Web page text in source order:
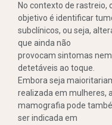
No contexto de rastreio,
objetivo é identificar
subclínicos, ou seja,
que ainda não
provocam sintomas
detetáveis ao toque.
Embora seja
realizada em mulheres,
mamografia pode
ser indicada em